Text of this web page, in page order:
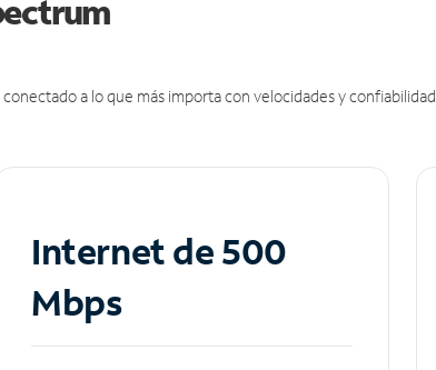
a lo que más importa con velocidades y confiabilidad
Internet de 500
Mbps